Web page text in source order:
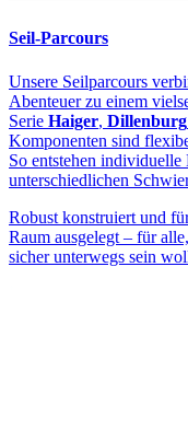
Seil-Parcours
Unsere Seilparcours
Abenteuer zu einem
Serie Haiger, Dillenburg
Komponenten sind
So entstehen
unterschiedlichen
Robust konstruiert und
Raum ausgelegt – für
sicher unterwegs sein